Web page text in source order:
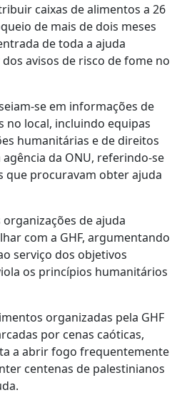
caixas de alimentos a 26
de mais de dois meses
de toda a ajuda
avisos de risco de fome no
se em informações de
no local, incluindo equipas
humanitárias e de direitos
da ONU, referindo-se
que procuravam obter ajuda
de ajuda
com a GHF, argumentando
serviço dos objetivos
os princípios humanitários
organizadas pela GHF
por cenas caóticas,
a abrir fogo frequentemente
centenas de palestinianos